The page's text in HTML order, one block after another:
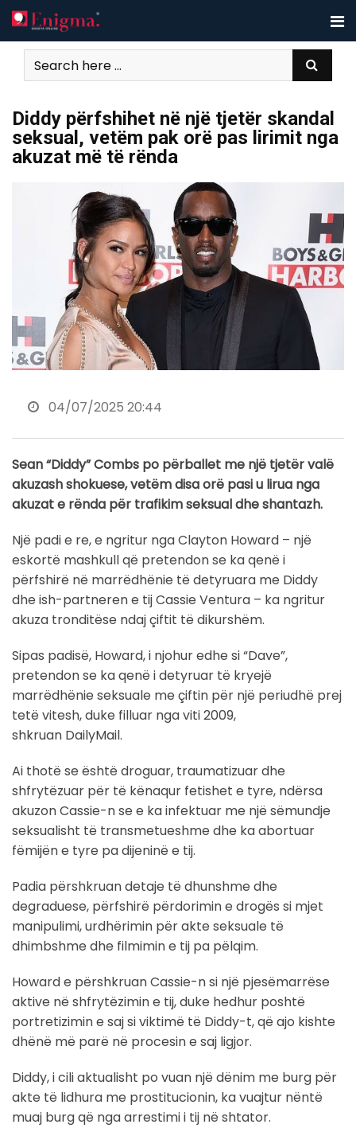
Skip
to
content
Diddy përfshihet në një tjetër skandal
seksual, vetëm pak orë pas lirimit nga
akuzat më të rënda
04/07/2025 20:44
Sean “Diddy” Combs po përballet me një tjetër valë
akuzash shokuese, vetëm disa orë pasi u lirua nga
akuzat e rënda për trafikim seksual dhe shantazh.
Një padi e re, e ngritur nga Clayton Howard – një
eskortë mashkull që pretendon se ka qenë i
përfshirë në marrëdhënie të detyruara me Diddy
dhe ish-partneren e tij Cassie Ventura – ka ngritur
akuza tronditëse ndaj çiftit të dikurshëm.
Sipas padisë, Howard, i njohur edhe si “Dave”,
pretendon se ka qenë i detyruar të kryejë
marrëdhënie seksuale me çiftin për një periudhë prej
tetë vitesh, duke filluar nga viti 2009,
shkruan DailyMail.
Ai thotë se është droguar, traumatizuar dhe
shfrytëzuar për të kënaqur fetishet e tyre, ndërsa
akuzon Cassie-n se e ka infektuar me një sëmundje
seksualisht të transmetueshme dhe ka abortuar
fëmijën e tyre pa dijeninë e tij.
Padia përshkruan detaje të dhunshme dhe
degraduese, përfshirë përdorimin e drogës si mjet
manipulimi, urdhërimin për akte seksuale të
dhimbshme dhe filmimin e tij pa pëlqim.
Howard e përshkruan Cassie-n si një pjesëmarrëse
aktive në shfrytëzimin e tij, duke hedhur poshtë
portretizimin e saj si viktimë të Diddy-t, që ajo kishte
dhënë më parë në procesin e saj ligjor.
Diddy, i cili aktualisht po vuan një dënim me burg për
akte të lidhura me prostitucionin, ka vuajtur nëntë
muaj burg që nga arrestimi i tij në shtator.